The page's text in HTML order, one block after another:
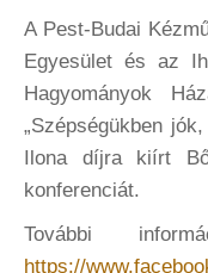
A Pest-Budai
Egyesület és az
Hagyományok
„Szépségükben
Ilona díjra kiírt
konferenciát.
További
https://